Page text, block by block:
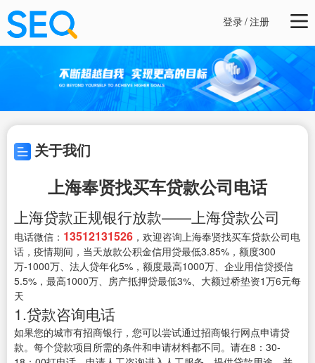
登录/注册
关于我们
上海奉贤找买车贷款公司电话
上海贷款正规银行放款——上海贷款公司
电话微信： 13512131526 ，欢迎咨询上海奉贤找买车贷款公司电
话，疫情期间，当天放款公积金信用贷最低3.85%，额度300
万-1000万、法人贷年化5%，额度最高1000万、企业用信贷授信
5.5%，最高1000万、房产抵押贷最低3%、大额过桥垫资1万6元每
天
1.贷款咨询电话
如果您的城市有招商银行，您可以尝试通过招商银行网点申请贷
款。每个贷款项目所需的条件和申请材料都不同。请在8：30-